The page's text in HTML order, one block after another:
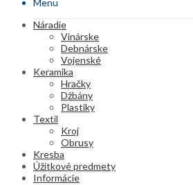
Menu
Náradie
Vinárske
Debnárske
Vojenské
Keramika
Hračky
Džbány
Plastiky
Textil
Kroj
Obrusy
Kresba
Úžitkové predmety
Informácie